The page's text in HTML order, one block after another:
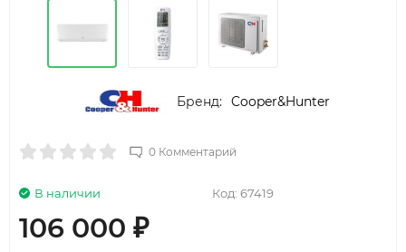
Бренд: Cooper&Hunter
0 Комментарий
Код: 67419
В наличии
106 000 ₽